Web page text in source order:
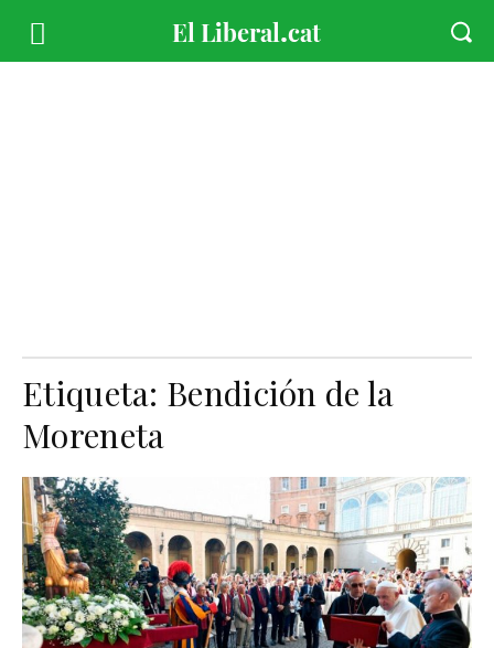
Etiqueta: Bendición de la
Moreneta